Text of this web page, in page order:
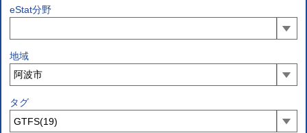
eStat分野
地域
タグ